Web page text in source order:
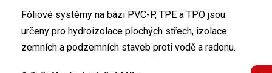
Fóliové systémy na bázi PVC-P, TPE a TPO jsou
určeny pro hydroizolace plochých střech, izolace
zemních a podzemních staveb proti vodě a radonu.